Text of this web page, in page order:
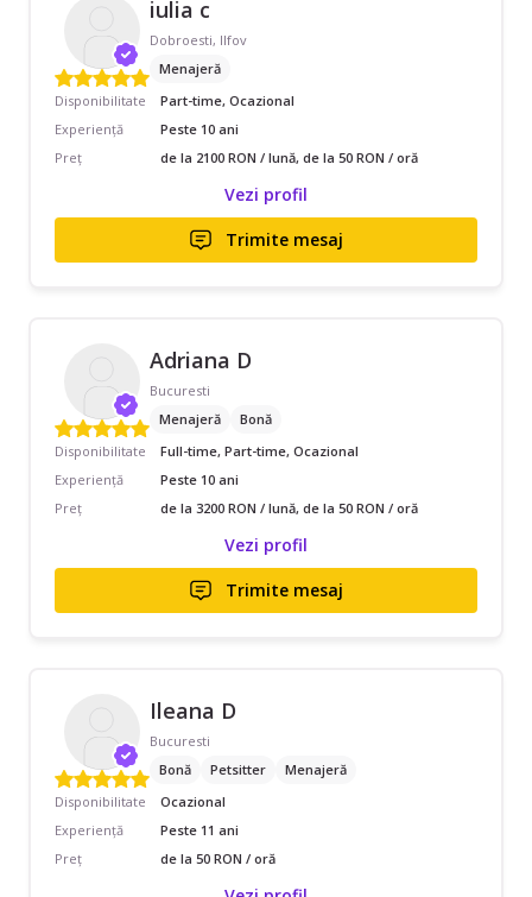
iulia c
Dobroesti, Ilfov
Menajeră
Disponibilitate
Part-time, Ocazional
Experiență
Peste 10 ani
Preț
de la 2100 RON / lună, de la 50 RON / oră
Vezi profil
Trimite mesaj
Adriana D
Bucuresti
Menajeră
Bonă
Disponibilitate
Full-time, Part-time, Ocazional
Experiență
Peste 10 ani
Preț
de la 3200 RON / lună, de la 50 RON / oră
Vezi profil
Trimite mesaj
Ileana D
Bucuresti
Bonă
Petsitter
Menajeră
Disponibilitate
Ocazional
Experiență
Peste 11 ani
Preț
de la 50 RON / oră